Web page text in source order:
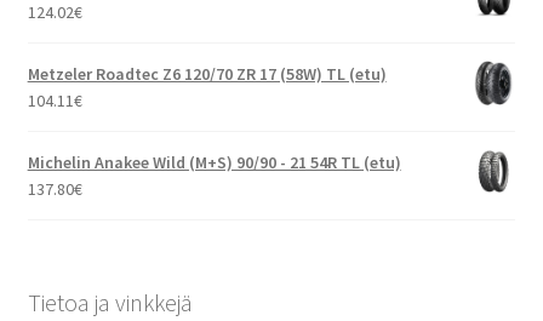
124.02€
Metzeler Roadtec Z6 120/70 ZR 17 (58W) TL (etu)
104.11€
Michelin Anakee Wild (M+S) 90/90 - 21 54R TL (etu)
137.80€
Tietoa ja vinkkejä